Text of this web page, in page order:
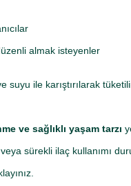
almak isteyenler
suyu ile karıştırılarak
ve sağlıklı yaşam tarzı
sürekli ilaç kullanımı